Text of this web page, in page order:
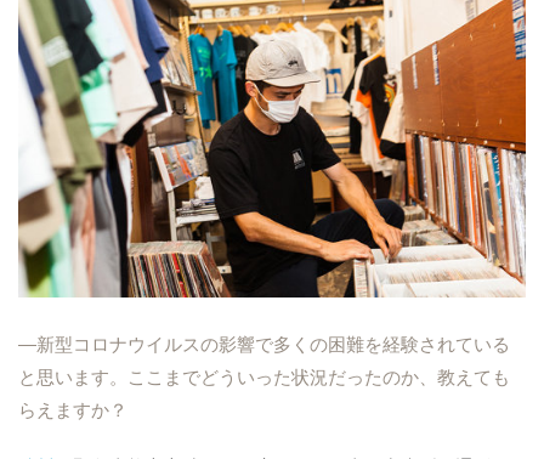
―新型コロナウイルスの影響で多くの困難を経験されている
と思います。ここまでどういった状況だったのか、教えても
らえますか？